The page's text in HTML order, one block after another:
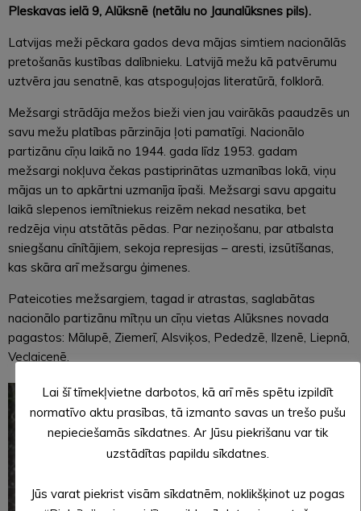
Pleskavas ielā 9, Alūksnē (netālu no Jaunalūksnes pils).
Latvijas meži pēckara gados deva mājas simtiem nacionālās
pretošanās kustības dalībnieku. Latvijā mežu kā patvērumu
uztvēra jau senatnē, kas atspoguļojas literatūrā, folklorā.
Mežsargi strādāja mežos bieži vien jau vairākās paaudzēs un
savu mežu platības pārzināja ļoti pamatīgi. Nacionālo
partizānu cīņu laikā no 1944. gada līdz 1953. gadam
mežsargi nokļuva čekas pastiprinātas uzmanības lokā, viņu
mājas un to apkārtni uzmanīja īpaši. Mežsargi savu apgaitu
laikā slepenos iemītniekus reizēm nekad nesatika, bet
redzēja viņu atstātās pēdas. Par neziņošanu, par atbalsta
sniegšanu cīnītājiem, sekoja represijas – aresti, izsūtīšanas,
kas skāra arī mežsargu ģimenes.
Pateicoties mežsargiem, tagad ir atrastas, saglabātas
nacionālo partizānu mītņu un cīņu vietas Alūksnes novada
pagastos: Mālupē, Ziemerī, Alsviķos, Pededzē, Ilzenē, Liepnā,
Veclaicenē.
Lai šī tīmekļvietne darbotos, kā arī mēs spētu izpildīt
normatīvo aktu prasības, tā izmanto savas un trešo pušu
nepieciešamās sīkdatnes. Ar Jūsu piekrišanu var tik
uzstādītas papildu sīkdatnes.
Jūs varat piekrist visām sīkdatnēm, noklikšķinot uz pogas